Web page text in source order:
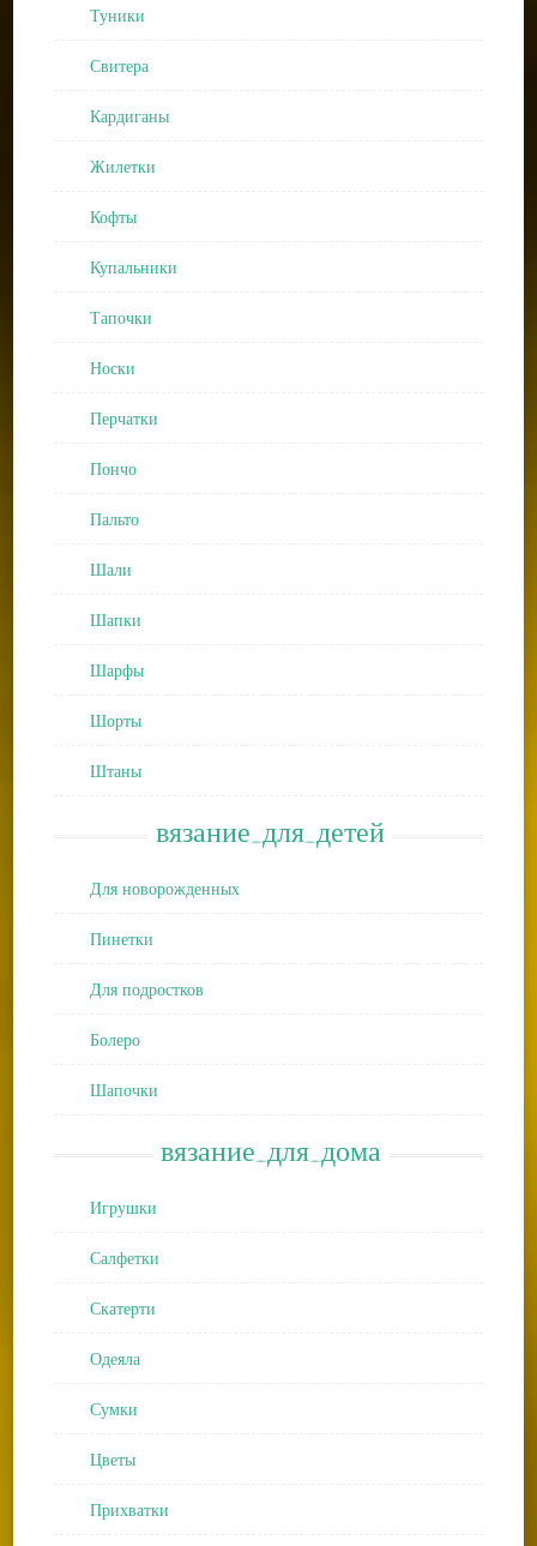
Туники
Свитера
Кардиганы
Жилетки
Кофты
Купальники
Тапочки
Носки
Перчатки
Пончо
Пальто
Шали
Шапки
Шарфы
Шорты
Штаны
вязание_для_детей
Для новорожденных
Пинетки
Для подростков
Болеро
Шапочки
вязание_для_дома
Игрушки
Салфетки
Скатерти
Одеяла
Сумки
Цветы
Прихватки